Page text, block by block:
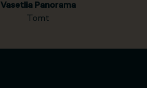
Vasetlia Panorama
Tomt